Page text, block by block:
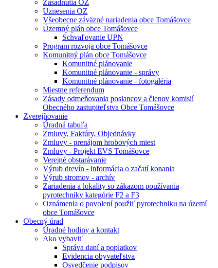
Zasadnutia OZ
Uznesenia OZ
Všeobecne záväzné nariadenia obce Tomášovce
Územný plán obce Tomášovce
Schvaľovanie UPN
Program rozvoja obce Tomášovce
Komunitný plán obce Tomášovce
Komunitné plánovanie
Komunitné plánovanie - správy
Komunitné plánovanie - fotogaléria
Miestne referendum
Zásady odmeňovania poslancov a členov komisií
Obecného zastupiteľstva Obce Tomášovce
Zverejňovanie
Úradná tabuľa
Zmluvy, Faktúry, Objednávky
Zmluvy - prenájom hrobových miest
Zmluvy - Projekt EVS Tomášovce
Verejné obstarávanie
Výrub drevín - informácia o začatí konania
Výrub stromov - archív
Zariadenia a lokality so zákazom používania
pyrotechniky kategórie F2 a F3
Oznámenia o povolení použiť pyrotechniku na území
obce Tomášovce
Obecný úrad
Úradné hodiny a kontakt
Ako vybaviť
Správa daní a poplatkov
Evidencia obyvateľstva
Osvedčenie podpisov